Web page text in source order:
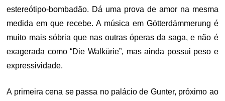
estereótipo-bombadão. Dá uma prova de amor na mesma
medida em que recebe. A música em Götterdämmerung é
muito mais sóbria que nas outras óperas da saga, e não é
exagerada como “Die Walkürie”, mas ainda possui peso e
expressividade.
A primeira cena se passa no palácio de Gunter, próximo ao